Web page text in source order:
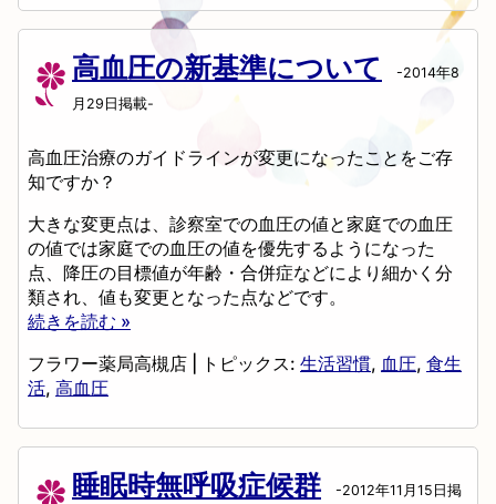
高血圧の新基準について
-2014年8
月29日掲載-
高血圧治療のガイドラインが変更になったことをご存
知ですか？
大きな変更点は、診察室での血圧の値と家庭での血圧
の値では家庭での血圧の値を優先するようになった
点、降圧の目標値が年齢・合併症などにより細かく分
類され、値も変更となった点などです。
続きを読む »
フラワー薬局高槻店
トピックス: 生活習慣, 血圧, 食生
活, 高血圧
睡眠時無呼吸症候群 -2012年11月15日掲